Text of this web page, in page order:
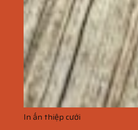
In ấn thiệp cưới